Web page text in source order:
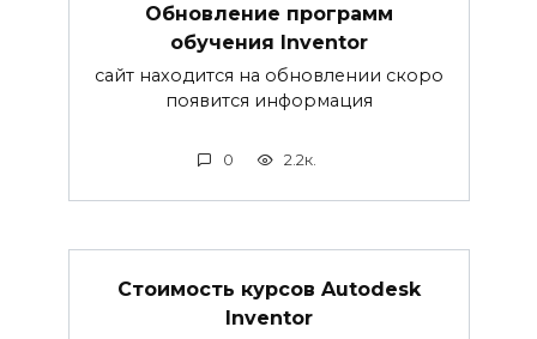
Обновление программ
обучения Inventor
сайт находится на обновлении скоро
появится информация
0 2.2к.
Стоимость курсов Autodesk
Inventor